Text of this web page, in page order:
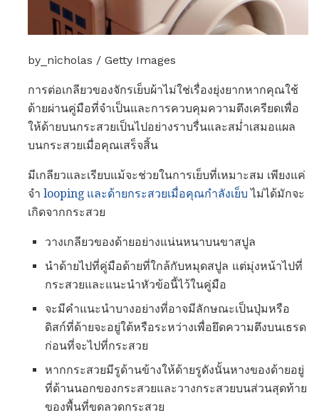
by_nicholas / Getty Images
การต่อเกลียวของจักรเย็บผ้าไม่ใช่เรื่องยุ่งยากหากคุณใช้
ด้ายผ่านคู่มือที่จำเป็นและการควบคุมความตึงเครียดเพื่อ
ให้ด้ายบนกระสวยเป็นไปอย่างราบรื่นและสม่ำเสมอแผล
บนกระสวยเมื่อคุณเสร็จสิ้น
มีเกลียวและเรียบแม้จะช่วยในการเย็บที่เหมาะสม เพียงแค่
จำ looping และด้ายกระสวยเมื่อคุณกำลังเย็บ ไม่ได้มักจะ
เกิดจากกระสวย
วางเกลียวของด้ายอย่างแน่นหนาบนขาสปูล
นำด้ายไปที่คู่มือด้ายที่ใกล้กับหมุดสปูล แต่มุ่งหน้าไปที่
กระสวยและแนะนำหัวข้อนี้ไว้ในคู่มือ
จะมีคำแนะนำบางอย่างที่อาจมีลักษณะเป็นปุ่มหรือ
ดิสก์ที่ด้ายจะอยู่ใต้หรือระหว่างเพื่อยึดความตึงบนเธรด
ก่อนที่จะไปที่กระสวย
หากกระสวยมีรูด้านข้างให้ด้ายรูดังนั้นหางของด้ายอยู่
ที่ด้านนอกของกระสวยและวางกระสวยบนส่วนสุดท้าย
ของพื้นที่ขดลวดกระสวย